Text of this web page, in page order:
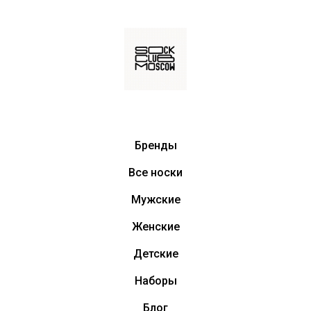
Бренды
Все носки
Мужские
Женские
Детские
Наборы
Блог